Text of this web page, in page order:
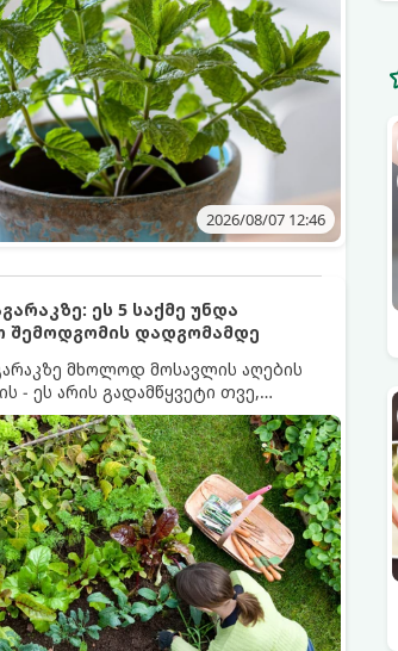
2026/08/07 12:46
ეს 5 საქმე უნდა
შემოდგომის დადგომამდე
მხოლოდ მოსავლის აღების
- ეს არის გადამწყვეტი თვე,
ეყრება მომავალი წლის
ბაღი მზადდება შემოდგომა-
იმისათვის, რომ
აღიდგინოს, ხოლო
ზამთარს გაუძლონ, აგვისტოს
საქმის გაკეთება